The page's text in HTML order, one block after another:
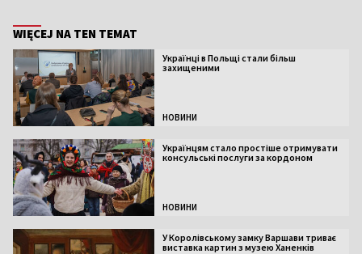
WIĘCEJ NA TEN TEMAT
Українці в Польщі стали більш
захищеними
НОВИНИ
Українцям стало простіше отримувати
консульські послуги за кордоном
НОВИНИ
У Королівському замку Варшави триває
виставка картин з музею Ханенків